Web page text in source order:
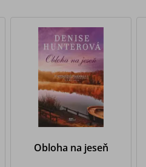
Obloha na jeseň